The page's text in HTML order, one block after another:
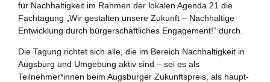
Zukunftspreis
Bildung für nachhaltige Entwicklung
Büro für Nachhaltigkeit
für Nachhaltigkeit im Rahmen der lokalen Agenda 21 die
Fachtagung „Wir gestalten unsere Zukunft – Nachhaltige
Entwicklung durch bürgerschaftliches Engagement!“ durch.
Die Tagung richtet sich alle, die im Bereich Nachhaltigkeit in
Augsburg und Umgebung aktiv sind – sei es als
Teilnehmer*innen beim Augsburger Zukunftspreis, als haupt-